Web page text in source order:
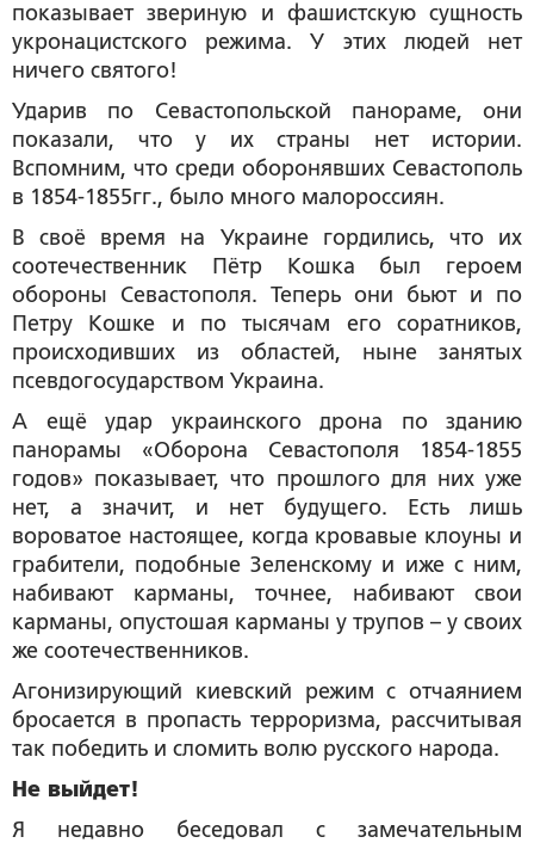
показывает звериную и фашистскую сущность
укронацистского режима. У этих людей нет
ничего святого!
Ударив по Севастопольской панораме, они
показали, что у их страны нет истории.
Вспомним, что среди оборонявших Севастополь
в 1854-1855гг., было много малороссиян.
В своё время на Украине гордились, что их
соотечественник Пётр Кошка был героем
обороны Севастополя. Теперь они бьют и по
Петру Кошке и по тысячам его соратников,
происходивших из областей, ныне занятых
псевдогосударством Украина.
А ещё удар украинского дрона по зданию
панорамы «Оборона Севастополя 1854-1855
годов» показывает, что прошлого для них уже
нет, а значит, и нет будущего. Есть лишь
вороватое настоящее, когда кровавые клоуны и
грабители, подобные Зеленскому и иже с ним,
набивают карманы, точнее, набивают свои
карманы, опустошая карманы у трупов – у своих
же соотечественников.
Агонизирующий киевский режим с отчаянием
бросается в пропасть терроризма, рассчитывая
так победить и сломить волю русского народа.
Не выйдет!
Я недавно беседовал с замечательным